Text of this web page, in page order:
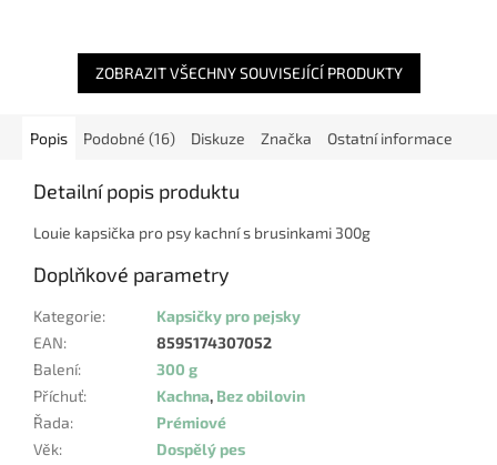
ZOBRAZIT VŠECHNY SOUVISEJÍCÍ PRODUKTY
Popis Podobné (16) Diskuze Značka Ostatní informace
Detailní popis produktu
Louie kapsička pro psy kachní s brusinkami 300g
Doplňkové parametry
Kategorie:
Kapsičky pro pejsky
EAN:
8595174307052
Balení:
300 g
Příchuť: Kachna, Bez obilovin
Řada:
Prémiové
Věk: Dospělý pes